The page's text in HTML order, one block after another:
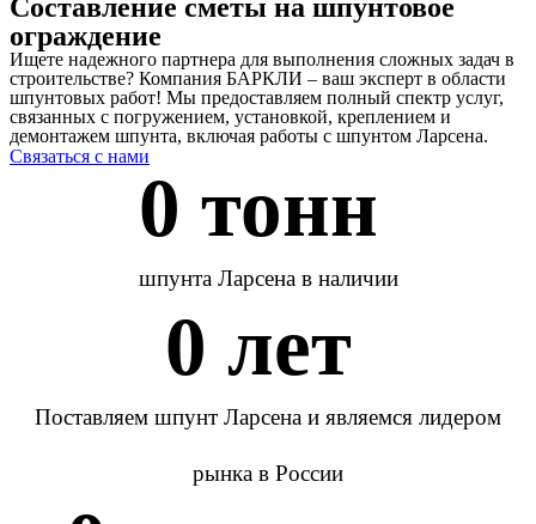
Составление сметы на шпунтовое
ограждение
Ищете надежного партнера для выполнения сложных задач в
строительстве? Компания БАРКЛИ – ваш эксперт в области
шпунтовых работ! Мы предоставляем полный спектр услуг,
связанных с погружением, установкой, креплением и
демонтажем шпунта, включая работы с шпунтом Ларсена.
Связаться с нами
0 тонн
шпунта Ларсена в наличии
0 лет
Поставляем шпунт Ларсена и являемся лидером
рынка в России